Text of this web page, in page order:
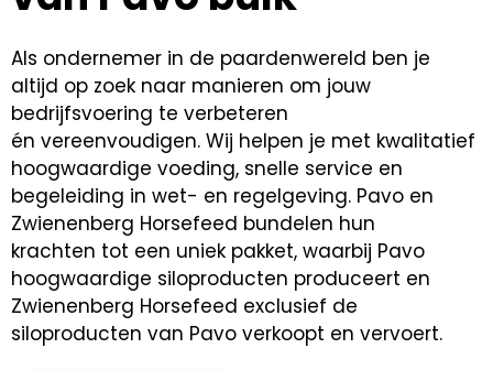
Als ondernemer in de paardenwereld ben je
altijd op zoek naar manieren om jouw
bedrijfsvoering te verbeteren
én vereenvoudigen. Wij helpen je met kwalitatief
hoogwaardige voeding, snelle service en
begeleiding in wet- en regelgeving. Pavo en
Zwienenberg Horsefeed bundelen hun
krachten tot een uniek pakket, waarbij Pavo
hoogwaardige siloproducten produceert en
Zwienenberg Horsefeed exclusief de
siloproducten van Pavo verkoopt en vervoert.